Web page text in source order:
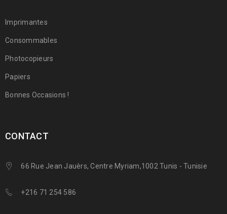
Imprimantes
Consommables
Photocopieurs
Papiers
Bonnes Occasions !
CONTACT
66 Rue Jean Jauèrs, Centre Myriam,1002 Tunis - Tunisie
+216 71 254 586